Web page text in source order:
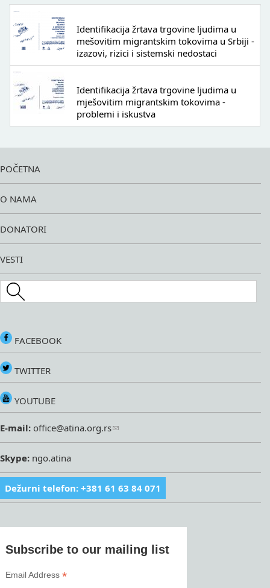
Identifikacija žrtava trgovine ljudima u
mešovitim migrantskim tokovima u Srbiji -
izazovi, rizici i sistemski nedostaci
Identifikacija žrtava trgovine ljudima u
mješovitim migrantskim tokovima -
problemi i iskustva
POČETNA
O NAMA
DONATORI
VESTI
Search this site
FACEBOOK
TWITTER
YOUTUBE
E-mail: office@atina.org.rs
Skype: ngo.atina
Dežurni telefon: +381 61 63 84 071
Subscribe to our mailing list
Email Address*